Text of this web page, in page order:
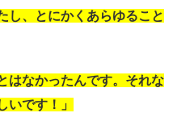
し、とにかくあらゆること
はなかったんです。それな
いです！」